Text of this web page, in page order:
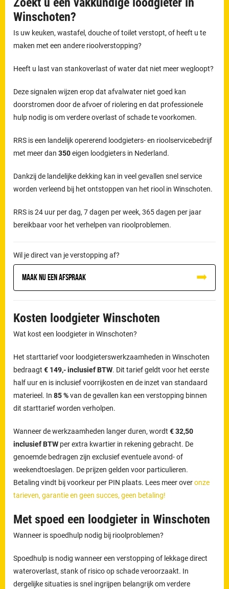
Winschoten?
Is uw keuken, wastafel, douche of toilet verstopt, of heeft u te
maken met een andere rioolverstopping?
Heeft u last van stankoverlast of water dat niet meer wegloopt?
Deze signalen wijzen erop dat afvalwater niet goed kan
doorstromen door de afvoer of riolering en dat professionele
hulp nodig is om verdere overlast of schade te voorkomen.
RRS is een landelijk opererend loodgieters- en rioolservicebedrijf
met meer dan350eigen loodgieters in Nederland.
Dankzij de landelijke dekking kan in veel gevallen snel service
worden verleend bij het ontstoppen van het riool in Winschoten.
RRS is 24 uur per dag, 7 dagen per week, 365 dagen per jaar
bereikbaar voor het verhelpen van rioolproblemen.
Wil je direct van je verstopping af?
Maak nu een afspraak
Kosten loodgieter Winschoten
Wat kost een loodgieter in Winschoten?
Het starttarief voor loodgieterswerkzaamheden in Winschoten
bedraagt€ 149,- inclusief BTW. Dit tarief geldt voor het eerste
half uur en is inclusief voorrijkosten en de inzet van standaard
materieel. In85 %van de gevallen kan een verstopping binnen
dit starttarief worden verholpen.
Wanneer de werkzaamheden langer duren, wordt€ 32,50
inclusief BTW per extra kwartier in rekening gebracht. De
genoemde bedragen zijn exclusief eventuele avond- of
weekendtoeslagen. De prijzen gelden voor particulieren.
Betaling vindt bij voorkeur per PIN plaats. Lees meer overonze
tarieven, garantie en geen succes, geen betaling!
Met spoed een loodgieter in Winschoten
Wanneer is spoedhulp nodig bij rioolproblemen?
Spoedhulp is nodig wanneer een verstopping of lekkage direct
wateroverlast, stank of risico op schade veroorzaakt. In
dergelijke situaties is snel ingrijpen belangrijk om verdere